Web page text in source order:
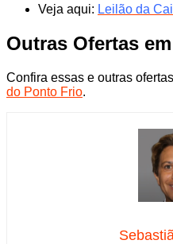
Veja aqui: Leilão da
Outras Ofertas
Confira essas e outras
do Ponto Frio.